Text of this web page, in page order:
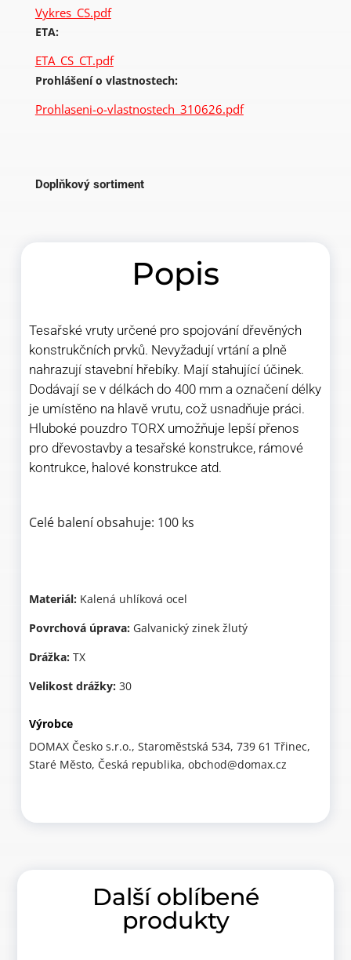
Vykres_CS.pdf
ETA:
ETA_CS_CT.pdf
Prohlášení o vlastnostech:
Prohlaseni-o-vlastnostech_310626.pdf
Doplňkový sortiment
Popis
Tesařské vruty určené pro spojování dřevěných
konstrukčních prvků. Nevyžadují vrtání a plně
nahrazují stavební hřebíky. Mají stahující účinek.
Dodávají se v délkách do 400 mm a označení délky
je umístěno na hlavě vrutu, což usnadňuje práci.
Hluboké pouzdro TORX umožňuje lepší přenos
pro dřevostavby a tesařské konstrukce, rámové
kontrukce, halové konstrukce atd.
Celé balení obsahuje: 100 ks
Materiál: Kalená uhlíková ocel
Povrchová úprava: Galvanický zinek žlutý
Drážka: TX
Velikost drážky: 30
Výrobce
DOMAX Česko s.r.o., Staroměstská 534, 739 61 Třinec,
Staré Město, Česká republika, obchod@domax.cz
Další oblíbené
produkty